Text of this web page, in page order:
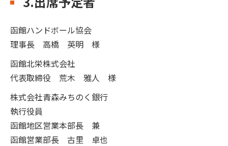
函館ハンドボール協会
理事長 高橋 英明 様
函館北栄株式会社
代表取締役 荒木 雅人 様
株式会社青森みちのく銀行
執行役員
函館地区営業本部長 兼
函館営業部長 古里 卓也